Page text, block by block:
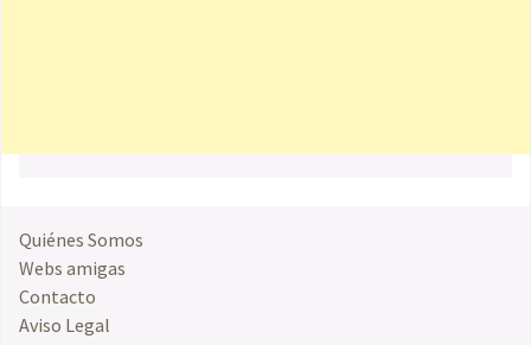
Quiénes Somos
Webs amigas
Contacto
Aviso Legal